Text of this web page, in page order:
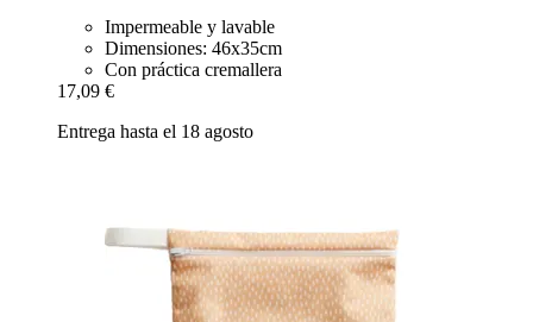
Impermeable y lavable
Dimensiones: 46x35cm
Con práctica cremallera
17,09 €
Entrega hasta el 18 agosto